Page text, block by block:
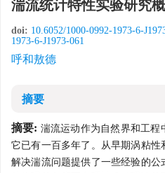
湍流统计特性实验研究
doi: 10.6052/1000-0992-1973-6-
1973-6-J1973-061
呼和敖德
摘要
摘要: 湍流运动作为自然界和工
它已有一百多年了。从早期涡粘
解决湍流问题提供了一些经验的